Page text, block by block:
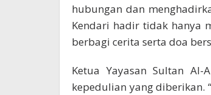
hubungan dan
Kendari hadir tidak hanya
berbagi cerita serta doa
Ketua Yayasan Sultan
kepedulian yang diberikan.